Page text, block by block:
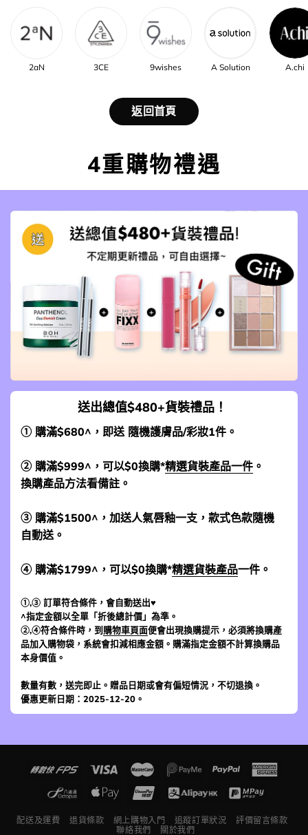
2aN 3CE 9wishes A Solution A.chi
返回首頁
4重購物禮遇
送出總值$480+貨裝禮品！
① 購滿$680^，即送 隨機護膚品/彩妝1件。
② 購滿$999^，可以$0換購*精選貨裝產品一件 。
換購產品方法看備註。
③ 購滿$1500^，加送人氣唇釉一支，款式色款隨機
自動送。
④ 購滿$1799^，可以$0換購*精選貨裝產品一件。
①,③ 訂單符合條件，會自動送出♥
^指定金額以全單「折後總計價」為準。
②,④符合條件時，到 購物車頁面便會出現換購提示，必須將換購產
品加入購物袋，系統會扣減相應金額。購滿指定金額不計算換購品
本身價值。
數量有數，送完即止。贈品日期或會有偏短情況，不切退換。
優惠更新日期：2025-12-20。
配送及運費 退貨條款 網上購物入門 追蹤訂單狀況
評價留言條款
聯絡我們
關於我們